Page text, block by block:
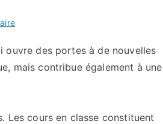
sur
pratiques
pour
ouvre des portes à de nouvelles
mais contribue également à une
Les cours en classe constituent